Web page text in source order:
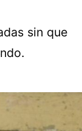
sin que